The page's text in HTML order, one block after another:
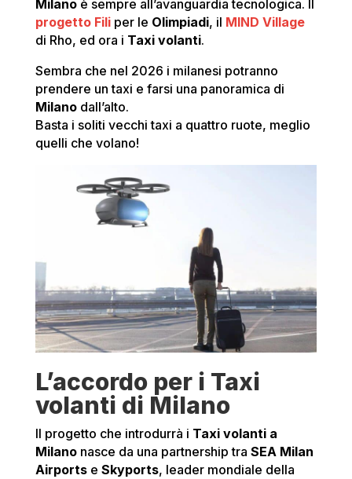
Milanoè sempre all’avanguardia tecnologica. Il
progetto Filiper le Olimpiadi, il MIND Village
di Rho, ed ora i Taxi volanti.
Sembra che nel 2026 i milanesi potranno
prendere un taxi e farsi una panoramica di
Milanodall’alto.
Basta i soliti vecchi taxi a quattro ruote, meglio
quelli che volano!
L’accordo per i Taxi
volanti di Milano
Il progetto che introdurrà i Taxi volanti a
Milanonasce da una partnership tra SEA Milan
Airportse Skyports, leader mondiale della